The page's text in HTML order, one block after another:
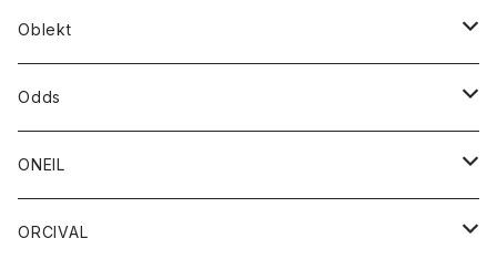
靴
ジャケット
シャツ
ボトム
ショートパンツ
パンツ
レディース
シャツ
Tシャツ
ブレスレット
靴
ストール/マフラー
トップス
シャツ
シャツジャケット
ボトム
ショートパンツ
ジーンズ
カットソー
スエット
ボトム
Oblekt
ボトム
ショートパンツ
パンツ
レディース
ボトム
Odds
帽子
ONEIL
スカート
ORCIVAL